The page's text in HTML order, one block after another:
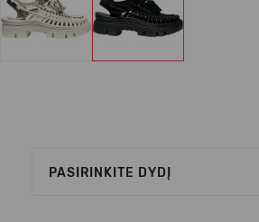
PASIRINKITE DYDĮ